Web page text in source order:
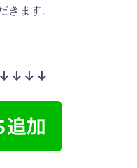
きます。
↓↓↓↓